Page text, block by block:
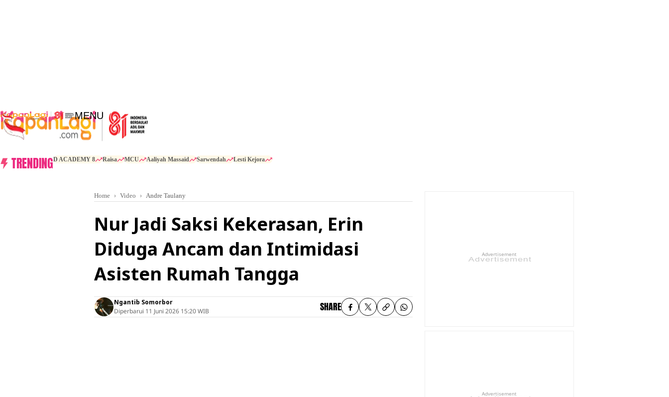
MENU
TRENDINGD ACADEMY 8 Raisa MCU Aaliyah Massaid Sarwendah Lesti Kejora
Home Video Andre Taulany
Nur Jadi Saksi Kekerasan, Erin
Diduga Ancam dan Intimidasi
Asisten Rumah Tangga
Ngantib Somorbor
Diperbarui 11 Juni 2026 15:20 WIB SHARE
Advertisement
Advertisement